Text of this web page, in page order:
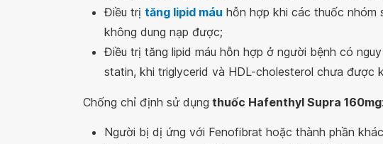
Điều trị tăng lipid máu hỗn hợp khi các thuốc nhóm
không dung nạp được;
Điều trị tăng lipid máu hỗn hợp ở người bệnh có
statin, khi triglycerid và HDL-cholesterol chưa được
Chống chỉ định sử dụng thuốc Hafenthyl Supra 160mg:
Người bị dị ứng với Fenofibrat hoặc thành phần